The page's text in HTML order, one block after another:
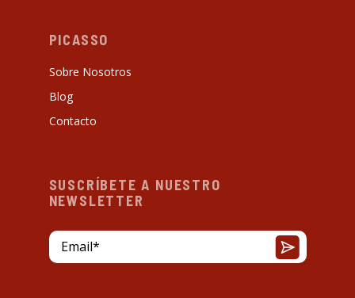
PICASSO
Sobre Nosotros
Blog
Contacto
SUSCRÍBETE A NUESTRO
NEWSLETTER